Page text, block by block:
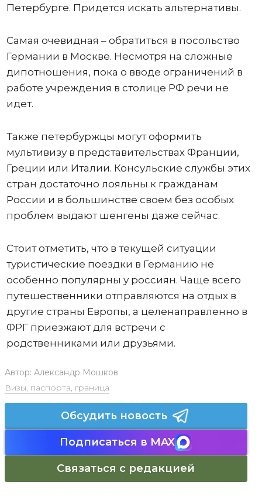
Петербурге. Придется искать альтернативы.
Самая очевидная – обратиться в посольство
Германии в Москве. Несмотря на сложные
дипотношения, пока о вводе ограничений в
работе учреждения в столице РФ речи не
идет.
Также петербуржцы могут оформить
мультивизу в представительствах Франции,
Греции или Италии. Консульские службы этих
стран достаточно лояльны к гражданам
России и в большинстве своем без особых
проблем выдают шенгены даже сейчас.
Стоит отметить, что в текущей ситуации
туристические поездки в Германию не
особенно популярны у россиян. Чаще всего
путешественники отправляются на отдых в
другие страны Европы, а целенаправленно в
ФРГ приезжают для встречи с
родственниками или друзьями.
Автор: Александр Мошков
Визы, паспорта, граница
Обсудить новость
Подписаться в MAX
Связаться с редакцией